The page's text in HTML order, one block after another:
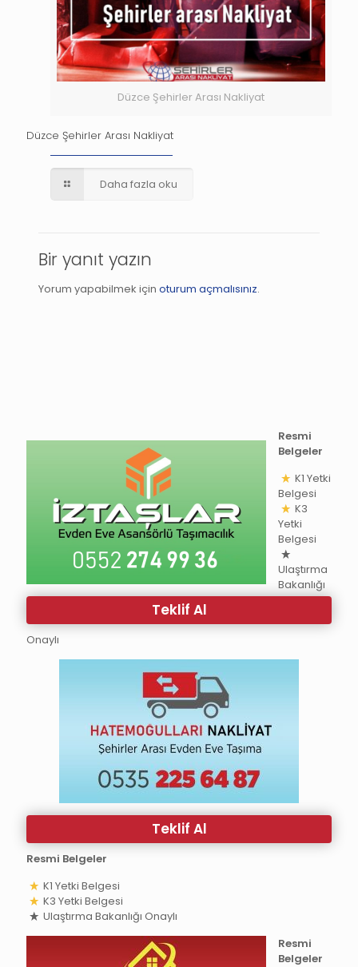
Düzce Şehirler Arası Nakliyat
Düzce Şehirler Arası Nakliyat
Daha fazla oku
Bir yanıt yazın
Yorum yapabilmek için oturum açmalısınız.
Teklif Al
Resmi
Belgeler
K1 Yetki
Belgesi
K3
Yetki
Belgesi
Ulaştırma
Bakanlığı
Onaylı
Teklif Al
Resmi Belgeler
K1 Yetki Belgesi
K3 Yetki Belgesi
Ulaştırma Bakanlığı Onaylı
Resmi
Belgeler